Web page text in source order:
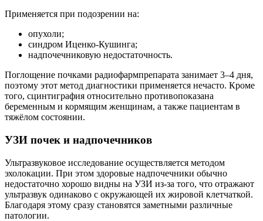
Применяется при подозрении на:
опухоли;
синдром Иценко-Кушинга;
надпочечниковую недостаточность.
Поглощение почками радиофармпрепарата занимает 3–4 дня,
поэтому этот метод диагностики применяется нечасто. Кроме
того, сцинтиграфия относительно противопоказана
беременным и кормящим женщинам, а также пациентам в
тяжёлом состоянии.
УЗИ почек и надпочечников
Ультразвуковое исследование осуществляется методом
эхолокации. При этом здоровые надпочечники обычно
недостаточно хорошо видны на УЗИ из-за того, что отражают
ультразвук одинаково с окружающей их жировой клетчаткой.
Благодаря этому сразу становятся заметными различные
патологии.